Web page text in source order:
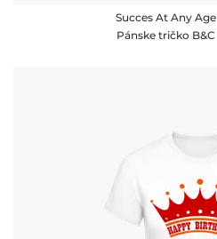
Succes At Any Age
Pánske tričko B&C